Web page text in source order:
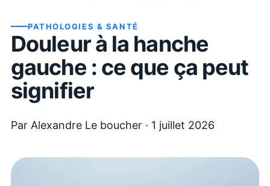
PATHOLOGIES & SANTÉ
Douleur à la hanche
gauche : ce que ça peut
signifier
Par Alexandre Le boucher · 1 juillet 2026